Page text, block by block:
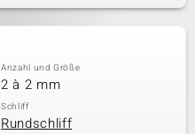
Anzahl und Größe
2 à 2 mm
Schliff
Rundschliff